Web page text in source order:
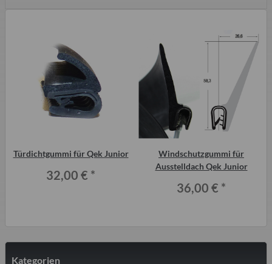
Türdichtgummi für Qek Junior
32,00 € *
Windschutzgummi für
Ausstelldach Qek Junior
36,00 € *
Kategorien